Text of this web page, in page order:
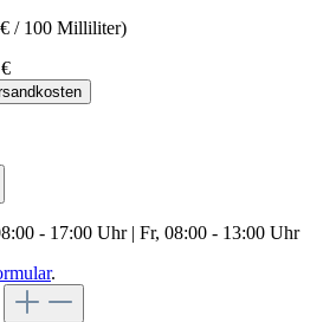
/ 100 Milliliter)
- 17:00 Uhr | Fr, 08:00 - 13:00 Uhr
.